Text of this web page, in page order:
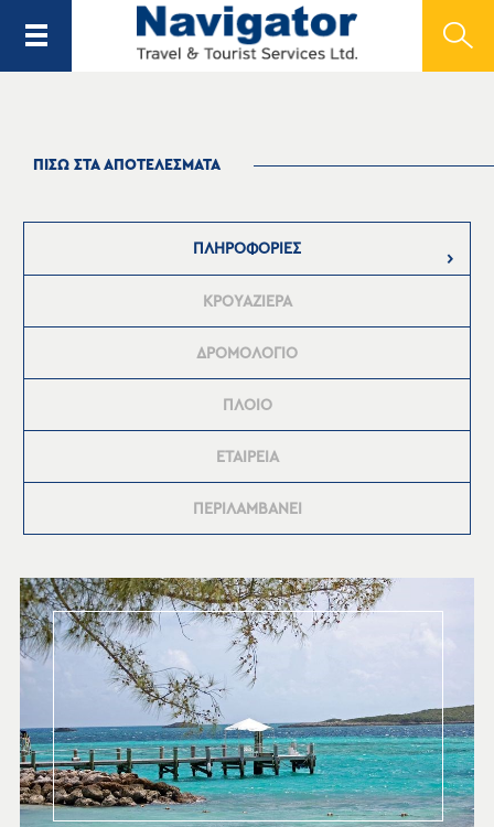
ΠΙΣΩ ΣΤΑ ΑΠΟΤΕΛΕΣΜΑΤΑ
ΠΛΗΡΟΦΟΡΙΕΣ
ΚΡΟΥΑΖΙΕΡΑ
ΔΡΟΜΟΛΟΓΙΟ
ΠΛΟΙΟ
ΕΤΑΙΡΕΙΑ
ΠΕΡΙΛΑΜΒΑΝΕΙ